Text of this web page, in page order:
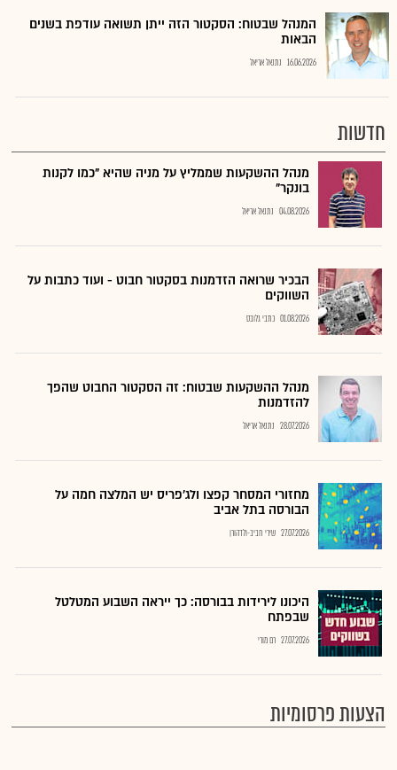
המנהל שבטוח: הסקטור הזה ייתן תשואה עודפת בשנים
הבאות
16.06.2026 נתנאל אריאל
חדשות
מנהל ההשקעות שממליץ על מניה שהיא "כמו לקנות
בונקר"
04.08.2026 נתנאל אריאל
הבכיר שרואה הזדמנות בסקטור חבוט - ועוד כתבות על
השווקים
01.08.2026 כתבי גלובס
מנהל ההשקעות שבטוח: זה הסקטור החבוט שהפך
להזדמנות
28.07.2026 נתנאל אריאל
מחזורי המסחר קפצו ולג'פריס יש המלצה חמה על
הבורסה בתל אביב
27.07.2026 שירי חביב-ולדהורן
היכונו לירידות בבורסה: כך ייראה השבוע המטלטל
שבפתח
27.07.2026 רם מורי
הצעות פרסומיות